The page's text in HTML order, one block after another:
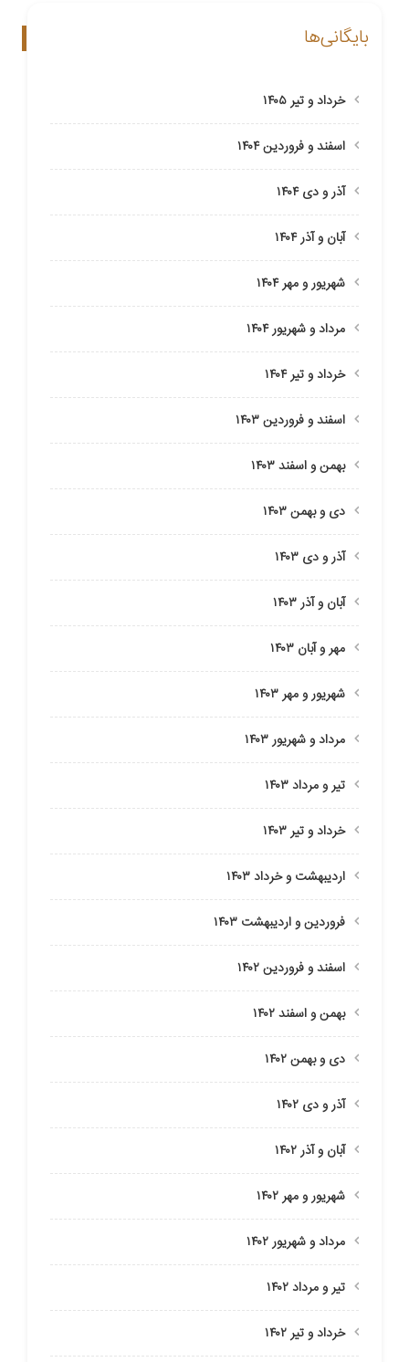
بایگانی‌ها
خرداد و تیر ۱۴۰۵
اسفند و فروردین ۱۴۰۴
آذر و دی ۱۴۰۴
آبان و آذر ۱۴۰۴
شهریور و مهر ۱۴۰۴
مرداد و شهریور ۱۴۰۴
خرداد و تیر ۱۴۰۴
اسفند و فروردین ۱۴۰۳
بهمن و اسفند ۱۴۰۳
دی و بهمن ۱۴۰۳
آذر و دی ۱۴۰۳
آبان و آذر ۱۴۰۳
مهر و آبان ۱۴۰۳
شهریور و مهر ۱۴۰۳
مرداد و شهریور ۱۴۰۳
تیر و مرداد ۱۴۰۳
خرداد و تیر ۱۴۰۳
اردیبهشت و خرداد ۱۴۰۳
فروردین و اردیبهشت ۱۴۰۳
اسفند و فروردین ۱۴۰۲
بهمن و اسفند ۱۴۰۲
دی و بهمن ۱۴۰۲
آذر و دی ۱۴۰۲
آبان و آذر ۱۴۰۲
شهریور و مهر ۱۴۰۲
مرداد و شهریور ۱۴۰۲
تیر و مرداد ۱۴۰۲
خرداد و تیر ۱۴۰۲